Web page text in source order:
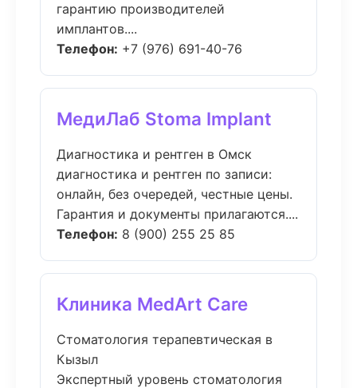
гарантию производителей
имплантов....
Телефон: +7 (976) 691-40-76
МедиЛаб Stoma Implant
Диагностика и рентген в Омск
диагностика и рентген по записи:
онлайн, без очередей, честные цены.
Гарантия и документы прилагаются....
Телефон: 8 (900) 255 25 85
Клиника MedArt Care
Стоматология терапевтическая в
Кызыл
Экспертный уровень стоматология